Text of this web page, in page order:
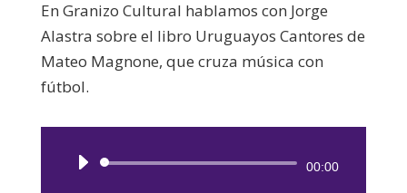
En Granizo Cultural hablamos con Jorge
Alastra sobre el libro Uruguayos Cantores de
Mateo Magnone, que cruza música con
fútbol.
Reproductor
00:00